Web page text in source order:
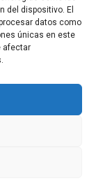
del dispositivo. El
datos como
únicas en este
afectar
informado de
sorteos ...